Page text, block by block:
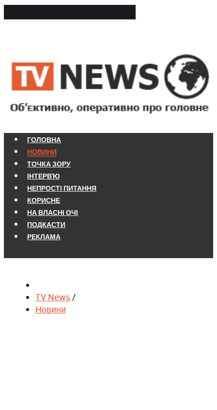
ГОЛОВНА
НОВИНИ
ТОЧКА ЗОРУ
ІНТЕРВ'Ю
НЕПРОСТІ ПИТАННЯ
КОРИСНЕ
НА ВЛАСНІ ОЧІ
ПОДКАСТИ
РЕКЛАМА
TV News/
Новини